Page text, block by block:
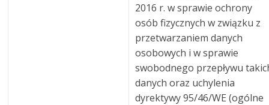
2016 r. w sprawie ochrony
osób fizycznych w związku z
przetwarzaniem danych
osobowych i w sprawie
swobodnego przepływu
danych oraz uchylenia
dyrektywy 95/46/WE (ogólne